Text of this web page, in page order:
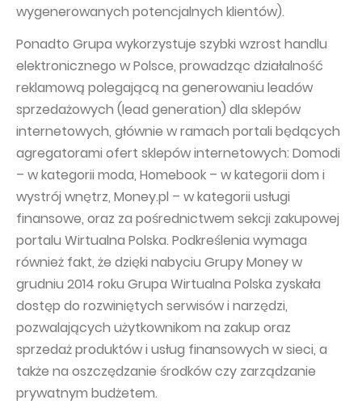
wygenerowanych potencjalnych klientów).
Ponadto Grupa wykorzystuje szybki wzrost handlu
elektronicznego w Polsce, prowadząc działalność
reklamową polegającą na generowaniu leadów
sprzedażowych (lead generation) dla sklepów
internetowych, głównie w ramach portali będących
agregatorami ofert sklepów internetowych: Domodi
– w kategorii moda, Homebook – w kategorii dom i
wystrój wnętrz, Money.pl – w kategorii usługi
finansowe, oraz za pośrednictwem sekcji zakupowej
portalu Wirtualna Polska. Podkreślenia wymaga
również fakt, że dzięki nabyciu Grupy Money w
grudniu 2014 roku Grupa Wirtualna Polska zyskała
dostęp do rozwiniętych serwisów i narzędzi,
pozwalających użytkownikom na zakup oraz
sprzedaż produktów i usług finansowych w sieci, a
także na oszczędzanie środków czy zarządzanie
prywatnym budżetem.